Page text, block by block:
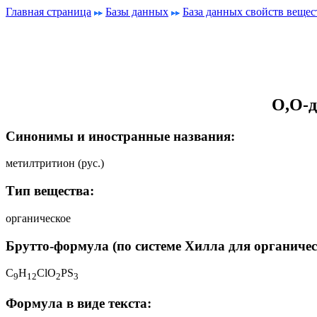
Главная страница Базы данных База данных свойств
O,O-
Синонимы и иностранные названия:
метилтритион (рус.)
Тип вещества:
органическое
Брутто-формула (по системе Хилла для
C9H12ClO2PS3
Формула в виде текста: